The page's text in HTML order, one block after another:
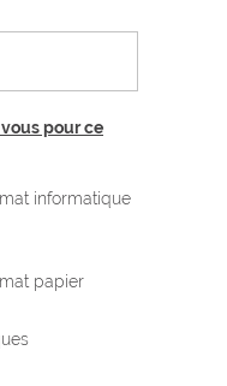
pour ce
informatique
papier